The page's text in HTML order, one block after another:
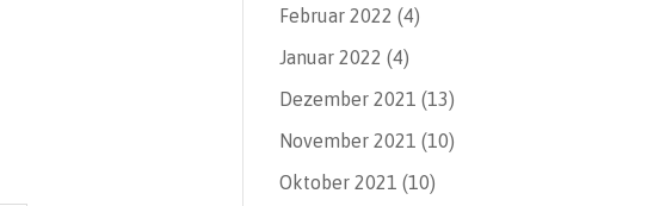
Februar 2022 (4)
Januar 2022 (4)
Dezember 2021 (13)
November 2021 (10)
Oktober 2021 (10)